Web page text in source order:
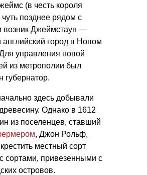
(в честь короля
позднее рядом с
возник Джеймстаун —
город в Новом
управления новой
из метрополии был
губернатор.
здесь добывали
Однако в 1612
из поселенцев, ставший
, Джон Рольф,
местный сорт
сортами, привезенными с
островов.